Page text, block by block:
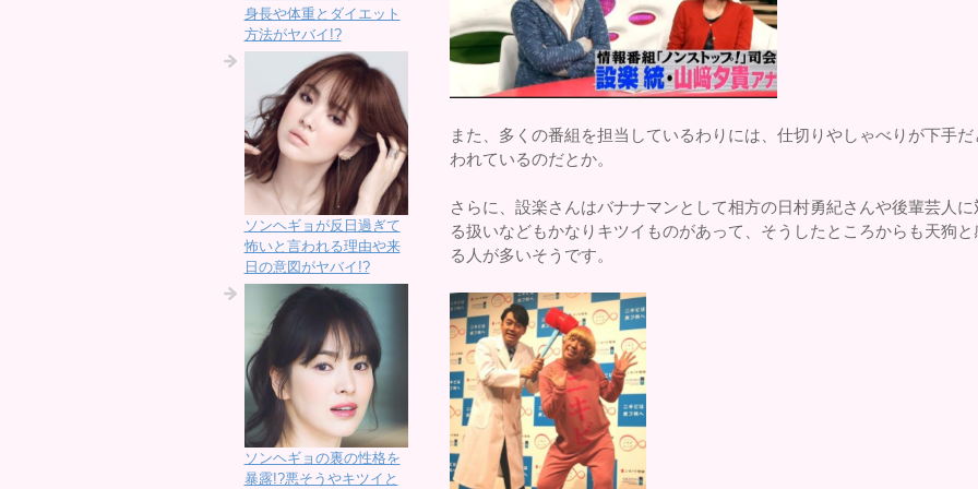
また、多くの番組を担当しているわりには、仕切りやしゃべりが下手だ
われているのだとか。
さらに、設楽さんはバナナマンとして相方の日村勇紀さんや後輩芸人に
る扱いなどもかなりキツイものがあって、そうしたところからも天狗と
る人が多いそうです。
身長や体重とダイエット
方法がヤバイ!?
ソンヘギョが反日過ぎて
怖いと言われる理由や来
日の意図がヤバイ!?
ソンヘギョの裏の性格を
暴露!?悪そうやキツイと